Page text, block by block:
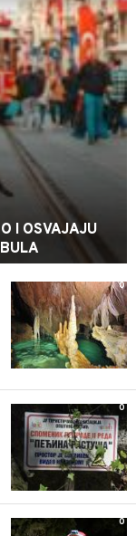
I OSVAJAJU
0
0
0